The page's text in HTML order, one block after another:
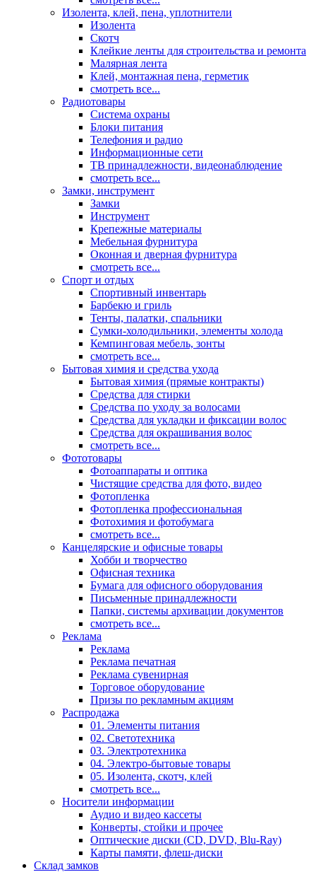
Изолента, клей, пена, уплотнители
Изолента
Скотч
Клейкие ленты для строительства и ремонта
Малярная лента
Клей, монтажная пена, герметик
смотреть все...
Радиотовары
Система охраны
Блоки питания
Телефония и радио
Информационные сети
ТВ принадлежности, видеонаблюдение
смотреть все...
Замки, инструмент
Замки
Инструмент
Крепежные материалы
Мебельная фурнитура
Оконная и дверная фурнитура
смотреть все...
Спорт и отдых
Спортивный инвентарь
Барбекю и гриль
Тенты, палатки, спальники
Сумки-холодильники, элементы холода
Кемпинговая мебель, зонты
смотреть все...
Бытовая химия и средства ухода
Бытовая химия (прямые контракты)
Средства для стирки
Средства по уходу за волосами
Средства для укладки и фиксации волос
Средства для окрашивания волос
смотреть все...
Фототовары
Фотоаппараты и оптика
Чистящие средства для фото, видео
Фотопленка
Фотопленка профессиональная
Фотохимия и фотобумага
смотреть все...
Канцелярские и офисные товары
Хобби и творчество
Офисная техника
Бумага для офисного оборудования
Письменные принадлежности
Папки, системы архивации документов
смотреть все...
Реклама
Реклама
Реклама печатная
Реклама сувенирная
Торговое оборудование
Призы по рекламным акциям
Распродажа
01. Элементы питания
02. Светотехника
03. Электротехника
04. Электро-бытовые товары
05. Изолента, скотч, клей
смотреть все...
Носители информации
Аудио и видео кассеты
Конверты, стойки и прочее
Оптические диски (CD, DVD, Blu-Ray)
Карты памяти, флеш-диски
Склад замков